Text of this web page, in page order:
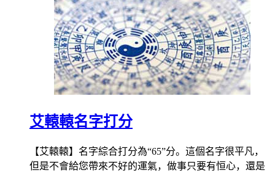
艾轅轅名字打分
【艾轅轅】名字綜合打分為“65”分。這個名字很平凡，
但是不會給您帶來不好的運氣，做事只要有恒心，還是